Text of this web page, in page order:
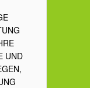
UND